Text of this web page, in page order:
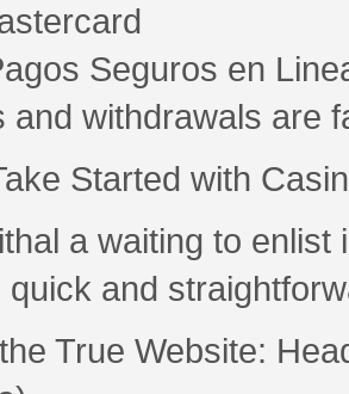
Seguros en
and withdrawals are
Started with
a waiting to
quick and
True Website: